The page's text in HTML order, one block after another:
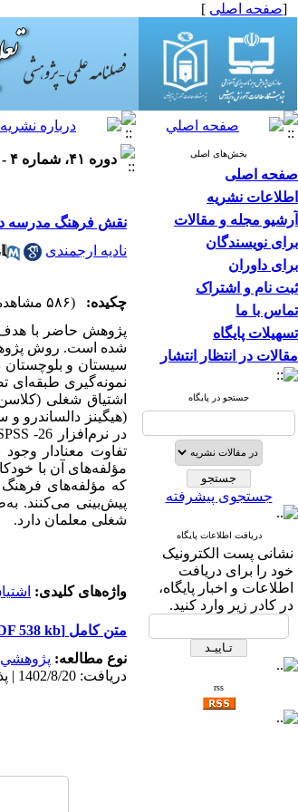
[صفحه اصلی ]
بخش‌های اصلی
صفحه اصلی
اطلاعات نشریه
آرشیو مجله و مقالات
برای نویسندگان
برای داوران
ثبت نام و اشتراک
تماس با ما
تسهیلات پایگاه
مقالات در انتظار انتشار
جستجو در پایگاه
جستجوی پیشرفته
دریافت اطلاعات پایگاه
نشانی پست الکترونیک
خود را برای دریافت
اطلاعات و اخبار پایگاه،
در کادر زیر وارد کنید.
rss
دوره ۴۱، شماره ۴ - ( ۱۲-۱۴۰۴ )
نقش فرهنگ مدرسه
نادیه ارجمندی
چکیده:
(۵۸۶ مشاهده)
پژوهش حاضر با
شده است. روش
نمونه‌گیری طبقه‌ای
تفاوت معنادار وجود
مؤلفه‌های آن با
پیش‌بینی می‌کنند.
شغلی معلمان دارد.
واژه‌های کلیدی:
متن کامل [PDF 538 kb]
نوع مطالعه: پژوهشي
دریافت: 1402/8/20 | پذیرش: 1403/3/26 | انتشار: 1404/12/27